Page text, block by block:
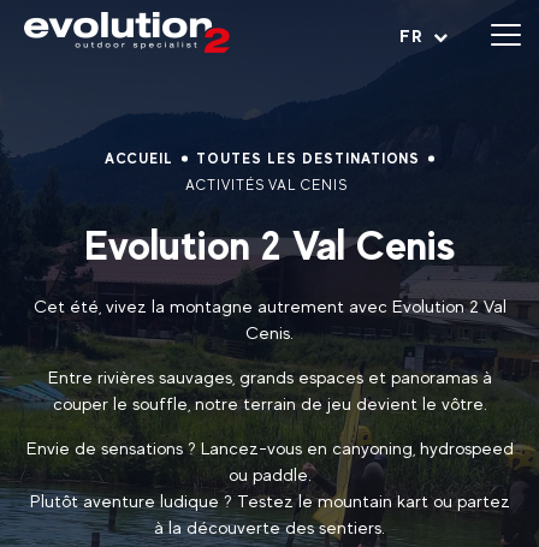
FR
Ouvrir le menu
ACCUEIL
TOUTES LES DESTINATIONS
ACTIVITÉS VAL CENIS
Evolution 2 Val Cenis
Cet été, vivez la montagne autrement avec Evolution 2 Val
Cenis.
Entre rivières sauvages, grands espaces et panoramas à
couper le souffle, notre terrain de jeu devient le vôtre.
Envie de sensations ? Lancez-vous en canyoning, hydrospeed
ou paddle.
Plutôt aventure ludique ? Testez le mountain kart ou partez
à la découverte des sentiers.